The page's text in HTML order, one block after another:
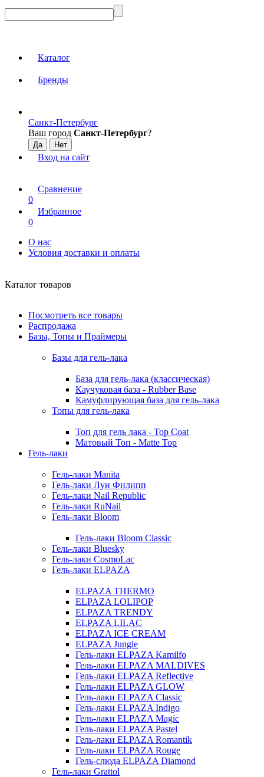
Каталог
Бренды
Санкт-Петербург
Ваш город Санкт-Петербург?
Вход на сайт
Сравнение
0
Избранное
0
О нас
Условия доставки и оплаты
Каталог товаров
Посмотреть все товары
Распродажа
Базы, Топы и Праймеры
Базы для гель-лака
База для гель-лака (классическая)
Каучуковая база - Rubber Base
Камуфлирующая база для гель-лака
Топы для гель-лака
Топ для гель лака - Top Coat
Матовый Топ - Matte Top
Гель-лаки
Гель-лаки Manita
Гель-лаки Луи Филипп
Гель-лаки Nail Republic
Гель-лаки RuNail
Гель-лаки Bloom
Гель-лаки Bloom Classic
Гель-лаки Bluesky
Гель-лаки CosmoLac
Гель-лаки ELPAZA
ELPAZA THERMO
ELPAZA LOLIPOP
ELPAZA TRENDY
ELPAZA LILAC
ELPAZA IСE CREAM
ELPAZA Jungle
Гель-лаки ELPAZA Kamilfo
Гель-лаки ELPAZA MALDIVES
Гель-лаки ELPAZA Reflective
Гель-лаки ELPAZA GLOW
Гель-лаки ELPAZA Classic
Гель-лаки ELPAZA Indigo
Гель-лаки ELPAZA Magic
Гель-лаки ELPAZA Pastel
Гель-лаки ELPAZA Romantik
Гель-лаки ELPAZA Rouge
Гель-слюда ELPAZA Diamond
Гель-лаки Grattol